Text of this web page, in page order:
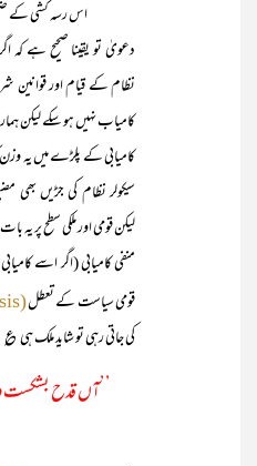
اس رسہ کشی کے ضمن
دعویٰ تو یقینا صحیح ہے کہ
نظام کے قیام اور قوانین
کامیاب نہیں ہو سکے لیکن
کامیابی کے پلڑے میں یہ
سیکولر نظام کی جڑیں
لیکن قومی اور ملکی سطح پر
منفی کامیابی (اگر اسے
قومی سیاست کے تعطل(Stasis)
کی جاتی رہی تو شاید ملک ہی ؏
’’آں قدح بشکست